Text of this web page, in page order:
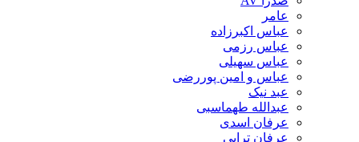
عامر
عباس اکبرزاده
عباس رزمی
عباس سهیلی
عباس و امین پوررضی
عبد نیک
عبدالله طهماسبی‎
عرفان اسدی
عرفان ترابی